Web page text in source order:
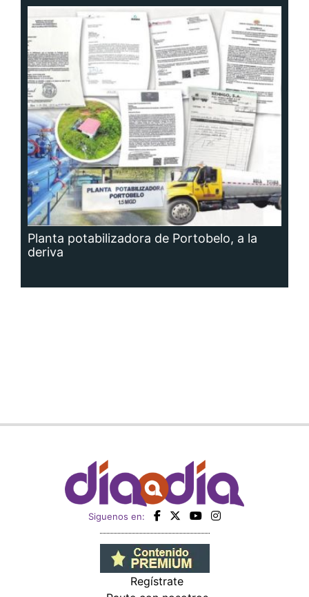
Planta potabilizadora de Portobelo, a la
deriva
Siguenos en:
Regístrate